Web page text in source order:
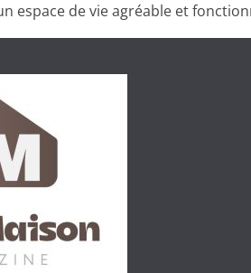
espace de vie agréable et